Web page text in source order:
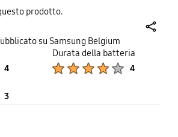
prodotto.
su Samsung Belgium
4
Durata della batteria
4
3